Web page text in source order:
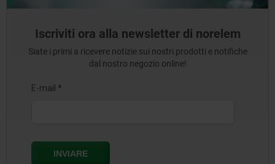
Iscriviti ora alla newsletter di norelem
Siate i primi a ricevere notizie sui nostri prodotti e notifiche
dal nostro negozio online!